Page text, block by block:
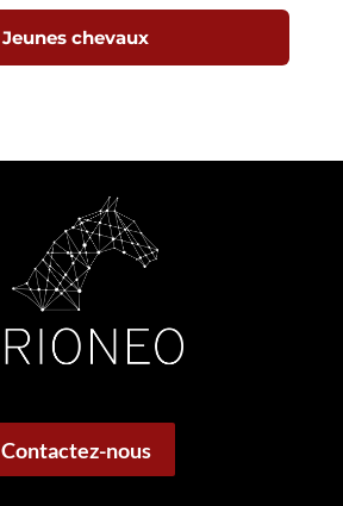
Jeunes chevaux
Contactez-nous